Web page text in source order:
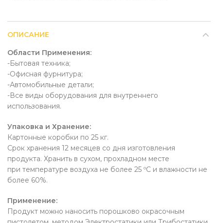
ОПИСАНИЕ
Области Применения:
-Бытовая техника;
-Офисная фурнитура;
-Автомобильные детали;
-Все виды оборудования для внутреннего
использования.
Упаковка и Хранение:
Картонные коробки по 25 кг.
Срок хранения 12 месяцев со дня изготовления
продукта. Хранить в сухом, прохладном месте
при температуре воздуха не более 25 ºC и влажности не
более 60%.
Применение:
Продукт можно наносить порошково окрасочным